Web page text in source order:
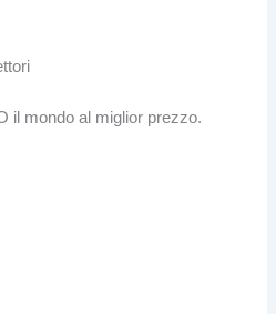
il mondo al miglior prezzo.